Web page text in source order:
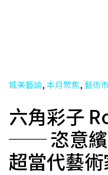
城美藝論, 本月聚焦, 藝術
六角彩子
── 恣意繽
超當代藝